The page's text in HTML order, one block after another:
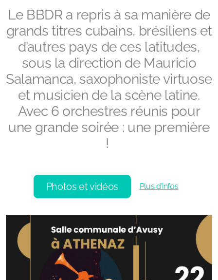
Le BBDR a repris à sa manière de
grands titres cubains, brésiliens et
d’autres pays de ces latitudes,
sous la direction de Mauricio
Salamanca, saxophoniste virtuose
et musicien de la scène latine.
Avec 6 orchestres réunis pour
une grande soirée : une première
!
Photos et vidéos Plus d'infos